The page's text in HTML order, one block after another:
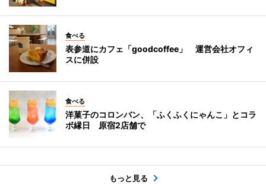
食べる
表参道にカフェ「goodcoffee」 運営会社オフィ
スに併設
食べる
洋菓子のコロンバン、「ふくふくにゃんこ」とコラ
ボ縁日 原宿2店舗で
もっと見る